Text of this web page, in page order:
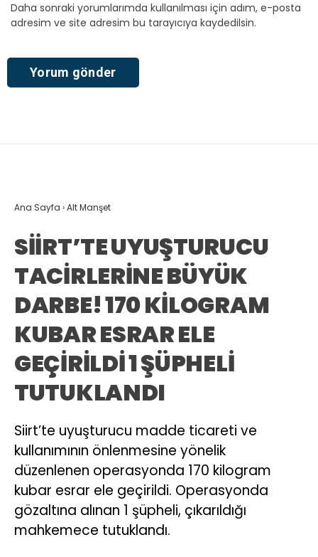
Daha sonraki yorumlarımda kullanılması için adım, e-posta
adresim ve site adresim bu tarayıcıya kaydedilsin.
Ana Sayfa ›Alt Manşet
SİİRT’TE UYUŞTURUCU
TACİRLERİNE BÜYÜK
DARBE! 170 KİLOGRAM
KUBAR ESRAR ELE
GEÇİRİLDİ 1 ŞÜPHELİ
TUTUKLANDI
Siirt’te uyuşturucu madde ticareti ve
kullanımının önlenmesine yönelik
düzenlenen operasyonda 170 kilogram
kubar esrar ele geçirildi. Operasyonda
gözaltına alınan 1 şüpheli, çıkarıldığı
mahkemece tutuklandı.